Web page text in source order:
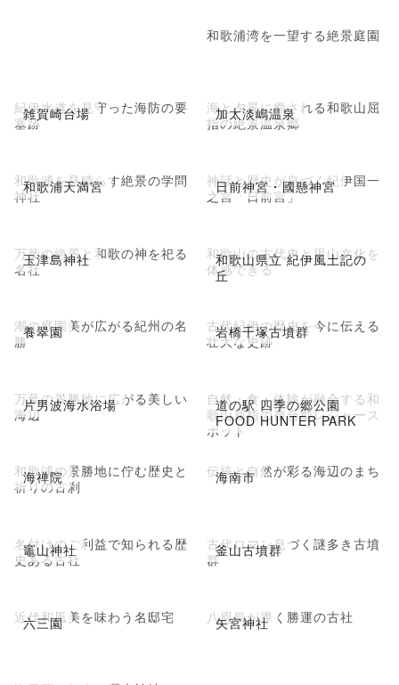
和歌浦湾を一望する絶景庭園
雑賀崎台場
紀伊水道を見守った海防の要
塞跡
加太淡嶋温泉
海と夕景に癒される和歌山屈
指の絶景温泉郷
和歌浦天満宮
和歌浦を見晴らす絶景の学問
神社
日前神宮・國懸神宮
神話と歴史が息づく紀伊国一
之宮「日前宮」
玉津島神社
万葉の絶景と和歌の神を祀る
名社
和歌山県立 紀伊風土記の
丘
和歌山の古代史と里山文化を
体感できる
養翠園
潮の庭園美が広がる紀州の名
勝
岩橋千塚古墳群
古代紀伊の歴史を今に伝える
壮大な史跡
片男波海水浴場
万葉の景勝地に広がる美しい
海辺
道の駅 四季の郷公園
FOOD HUNTER PARK
自然・食・体験が融合する和
歌山屈指の複合型レジャース
ポット
海禅院
和歌浦の景勝地に佇む歴史と
祈りの古刹
海南市
伝統と自然が彩る海辺のまち
竈山神社
名付けのご利益で知られる歴
史ある古社
釜山古墳群
古代ロマン息づく謎多き古墳
群
六三園
近代和風美を味わう名邸宅 矢宮神社
八咫烏が導く勝運の古社